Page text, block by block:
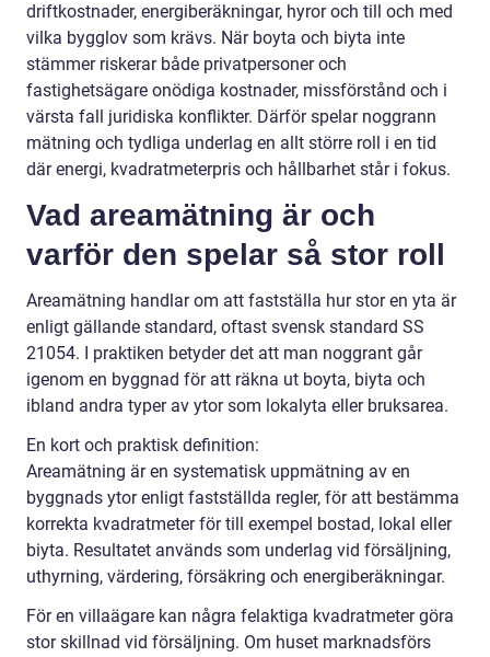
driftkostnader, energiberäkningar, hyror och till och med
vilka bygglov som krävs. När boyta och biyta inte
stämmer riskerar både privatpersoner och
fastighetsägare onödiga kostnader, missförstånd och i
värsta fall juridiska konflikter. Därför spelar noggrann
mätning och tydliga underlag en allt större roll i en tid
där energi, kvadratmeterpris och hållbarhet står i fokus.
Vad areamätning är och
varför den spelar så stor roll
Areamätning handlar om att fastställa hur stor en yta är
enligt gällande standard, oftast svensk standard SS
21054. I praktiken betyder det att man noggrant går
igenom en byggnad för att räkna ut boyta, biyta och
ibland andra typer av ytor som lokalyta eller bruksarea.
En kort och praktisk definition:
Areamätning är en systematisk uppmätning av en
byggnads ytor enligt fastställda regler, för att bestämma
korrekta kvadratmeter för till exempel bostad, lokal eller
biyta. Resultatet används som underlag vid försäljning,
uthyrning, värdering, försäkring och energiberäkningar.
För en villaägare kan några felaktiga kvadratmeter göra
stor skillnad vid försäljning. Om huset marknadsförs